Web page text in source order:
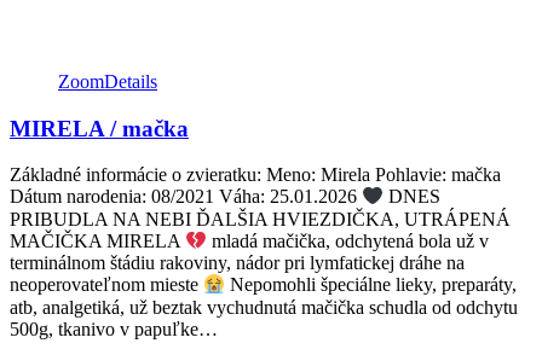
ZoomDetails
MIRELA / mačka
Základné informácie o zvieratku: Meno: Mirela Pohlavie: mačka
Dátum narodenia: 08/2021 Váha: 25.01.2026
DNES
PRIBUDLA NA NEBI ĎALŠIA HVIEZDIČKA, UTRÁPENÁ
MAČIČKA MIRELA
mladá mačička, odchytená bola už v
terminálnom štádiu rakoviny, nádor pri lymfatickej dráhe na
neoperovateľnom mieste
Nepomohli špeciálne lieky, preparáty,
atb, analgetiká, už beztak vychudnutá mačička schudla od odchytu
500g, tkanivo v papuľke…